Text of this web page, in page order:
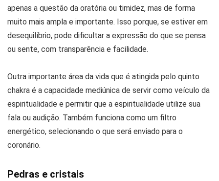
apenas a questão da oratória ou timidez, mas de forma
muito mais ampla e importante. Isso porque, se estiver em
desequilíbrio, pode dificultar a expressão do que se pensa
ou sente, com transparência e facilidade.
Outra importante área da vida que é atingida pelo quinto
chakra é a capacidade mediúnica de servir como veículo da
espiritualidade e permitir que a espiritualidade utilize sua
fala ou audição. Também funciona como um filtro
energético, selecionando o que será enviado para o
coronário.
Pedras e cristais